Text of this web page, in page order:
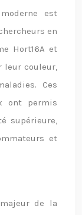
est
en
Hort16A et
leur couleur,
Ces
ont permis
supérieure,
et
de la